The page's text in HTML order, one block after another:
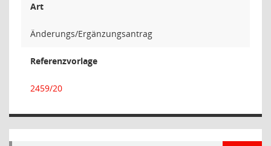
Art
Änderungs/Ergänzungsantrag
Referenzvorlage
2459/20